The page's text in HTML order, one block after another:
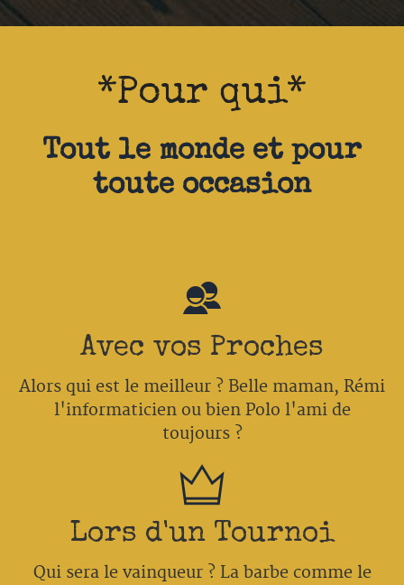
*Pour qui*
Tout le monde et pour
toute occasion
Avec vos Proches
Alors qui est le meilleur ? Belle maman, Rémi
l'informaticien ou bien Polo l'ami de
toujours ?
Lors d'un Tournoi
Qui sera le vainqueur ? La barbe comme le